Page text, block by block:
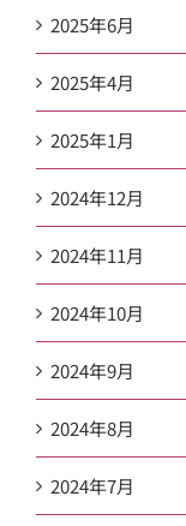
2025年6月
2025年4月
2025年1月
2024年12月
2024年11月
2024年10月
2024年9月
2024年8月
2024年7月